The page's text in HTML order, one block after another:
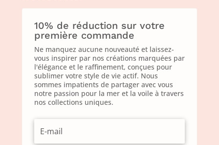
10% de réduction sur votre
première commande
Ne manquez aucune nouveauté et laissez-
vous inspirer par nos créations marquées par
l'élégance et le raffinement, conçues pour
sublimer votre style de vie actif. Nous
sommes impatients de partager avec vous
notre passion pour la mer et la voile à travers
nos collections uniques.